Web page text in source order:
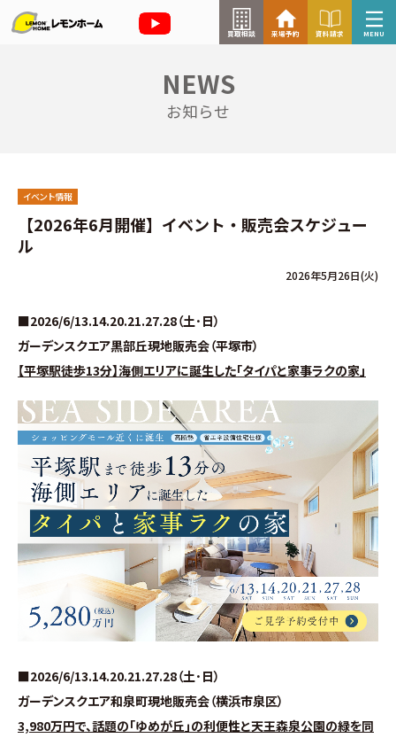
買取相談 来場予約 資料請求 MENU
来場予約はこちら
資料請求はこちら
施工事例
お客様の声
よくある質問（Q&A）
注文・規格住宅
∟はじめての方へ
∟性能 / 耐震・制震性能
NEWS
お知らせ
イベント情報
【2026年6月開催】イベント・販売会スケジュー
ル
2026年5月26日(火)
■2026/6/13.14.20.21.27.28（土･日）
ガーデンスクエア黒部丘現地販売会（平塚市）
【平塚駅徒歩13分】海側エリアに誕生した「タイパと家事ラクの家」
■2026/6/13.14.20.21.27.28（土･日）
ガーデンスクエア和泉町現地販売会（横浜市泉区）
3,980万円で、話題の｢ゆめが丘｣の利便性と天王森泉公園の緑を同